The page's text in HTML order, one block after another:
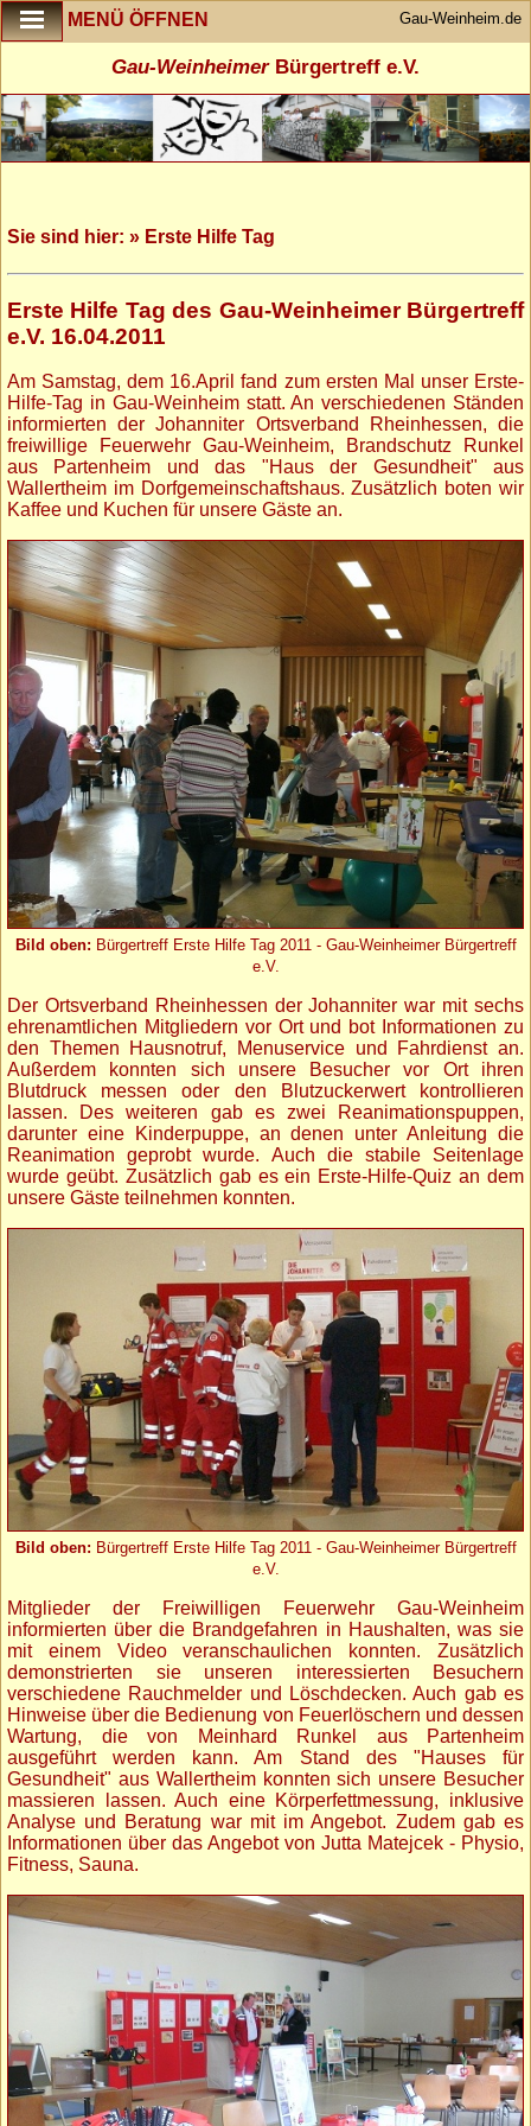
MENÜ ÖFFNEN Gau-Weinheim.de
Gau-WeinheimerBürgertreff e.V.
Sie sind hier: » Erste Hilfe Tag
Erste Hilfe Tag des Gau-Weinheimer Bürgertreff
e.V. 16.04.2011
Am Samstag, dem 16.April fand zum ersten Mal unser Erste-
Hilfe-Tag in Gau-Weinheim statt. An verschiedenen Ständen
informierten der Johanniter Ortsverband Rheinhessen, die
freiwillige Feuerwehr Gau-Weinheim, Brandschutz Runkel
aus Partenheim und das "Haus der Gesundheit" aus
Wallertheim im Dorfgemeinschaftshaus. Zusätzlich boten wir
Kaffee und Kuchen für unsere Gäste an.
Bild oben: Bürgertreff Erste Hilfe Tag 2011 - Gau-Weinheimer Bürgertreff
e.V.
Der Ortsverband Rheinhessen der Johanniter war mit sechs
ehrenamtlichen Mitgliedern vor Ort und bot Informationen zu
den Themen Hausnotruf, Menuservice und Fahrdienst an.
Außerdem konnten sich unsere Besucher vor Ort ihren
Blutdruck messen oder den Blutzuckerwert kontrollieren
lassen. Des weiteren gab es zwei Reanimationspuppen,
darunter eine Kinderpuppe, an denen unter Anleitung die
Reanimation geprobt wurde. Auch die stabile Seitenlage
wurde geübt. Zusätzlich gab es ein Erste-Hilfe-Quiz an dem
unsere Gäste teilnehmen konnten.
Bild oben: Bürgertreff Erste Hilfe Tag 2011 - Gau-Weinheimer Bürgertreff
e.V.
Mitglieder der Freiwilligen Feuerwehr Gau-Weinheim
informierten über die Brandgefahren in Haushalten, was sie
mit einem Video veranschaulichen konnten. Zusätzlich
demonstrierten sie unseren interessierten Besuchern
verschiedene Rauchmelder und Löschdecken. Auch gab es
Hinweise über die Bedienung von Feuerlöschern und dessen
Wartung, die von Meinhard Runkel aus Partenheim
ausgeführt werden kann. Am Stand des "Hauses für
Gesundheit" aus Wallertheim konnten sich unsere Besucher
massieren lassen. Auch eine Körperfettmessung, inklusive
Analyse und Beratung war mit im Angebot. Zudem gab es
Informationen über das Angebot von Jutta Matejcek - Physio,
Fitness, Sauna.